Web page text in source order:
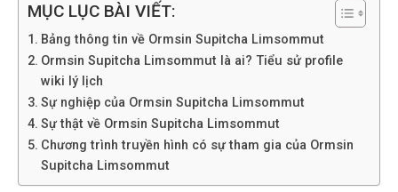
MỤC LỤC BÀI VIẾT:
Bảng thông tin về Ormsin Supitcha Limsommut
Ormsin Supitcha Limsommut là ai? Tiểu sử profile
wiki lý lịch
Sự nghiệp của Ormsin Supitcha Limsommut
Sự thật về Ormsin Supitcha Limsommut
Chương trình truyền hình có sự tham gia của Ormsin
Supitcha Limsommut